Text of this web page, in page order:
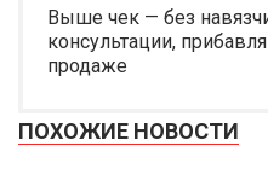
Выше чек — без
консультации,
продаже
ПОХОЖИЕ НОВОСТИ